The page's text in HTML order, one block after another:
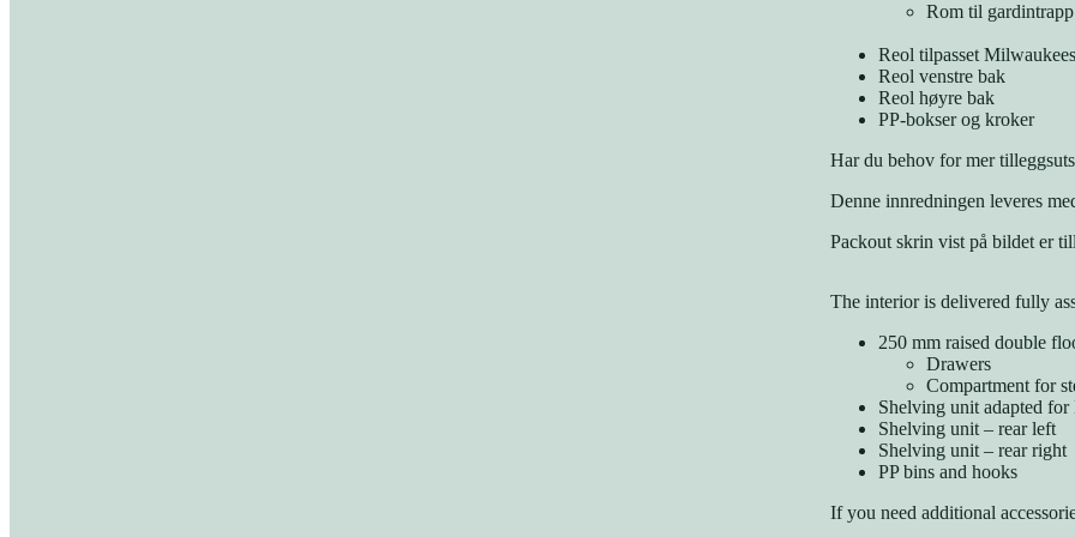
Rom til gardintrapp
Reol tilpasset
Reol venstre bak
Reol høyre bak
PP-bokser og kroker
Har du behov for mer
Denne innredningen leveres
Packout skrin vist på bildet er
The interior is delivered fully
250 mm raised double
Drawers
Compartment for
Shelving unit adapted for
Shelving unit – rear left
Shelving unit – rear right
PP bins and hooks
If you need additional